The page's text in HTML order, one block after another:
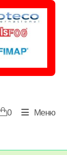
0 Меню